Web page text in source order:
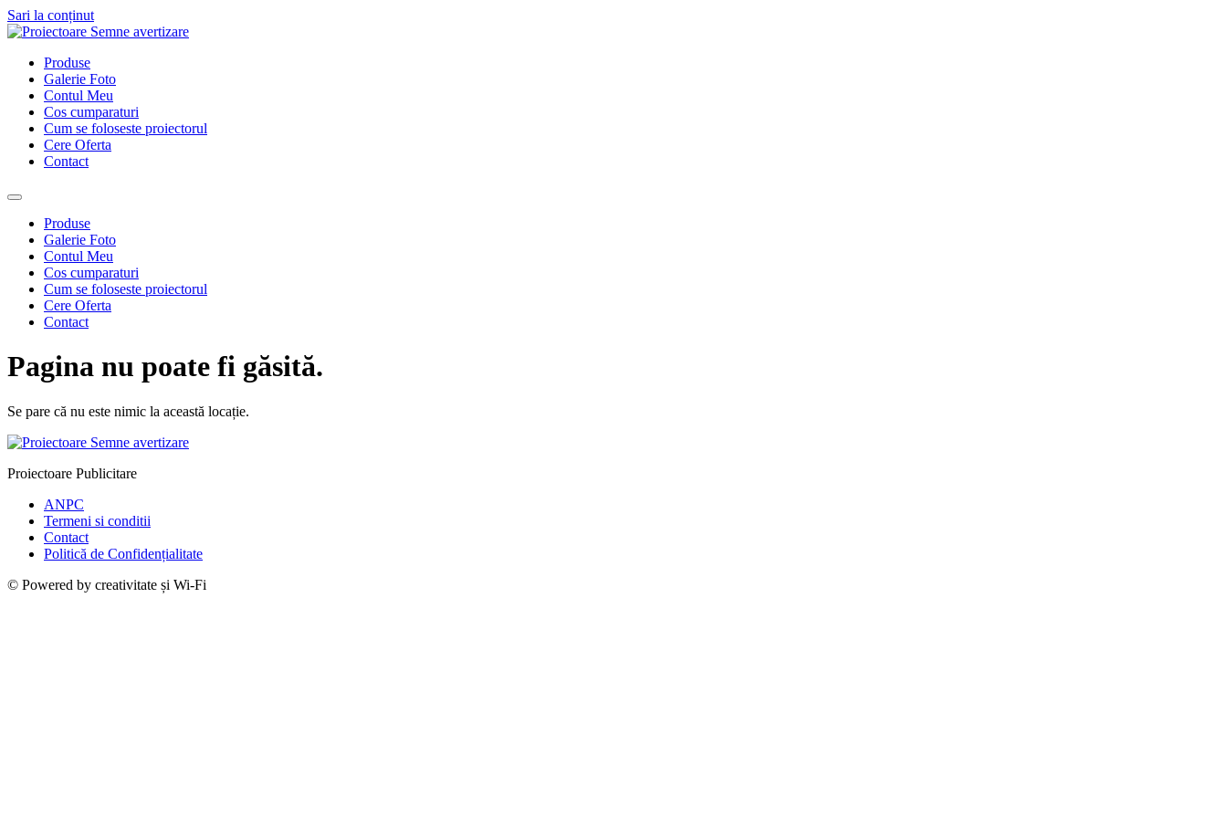
Sari la conținut
Produse
Galerie Foto
Contul Meu
Cos cumparaturi
Cum se foloseste proiectorul
Cere Oferta
Contact
Produse
Galerie Foto
Contul Meu
Cos cumparaturi
Cum se foloseste proiectorul
Cere Oferta
Contact
Pagina nu poate fi găsită.
Se pare că nu este nimic la această locație.
Proiectoare Publicitare
ANPC
Termeni si conditii
Contact
Politică de Confidențialitate
© Powered by creativitate și Wi-Fi